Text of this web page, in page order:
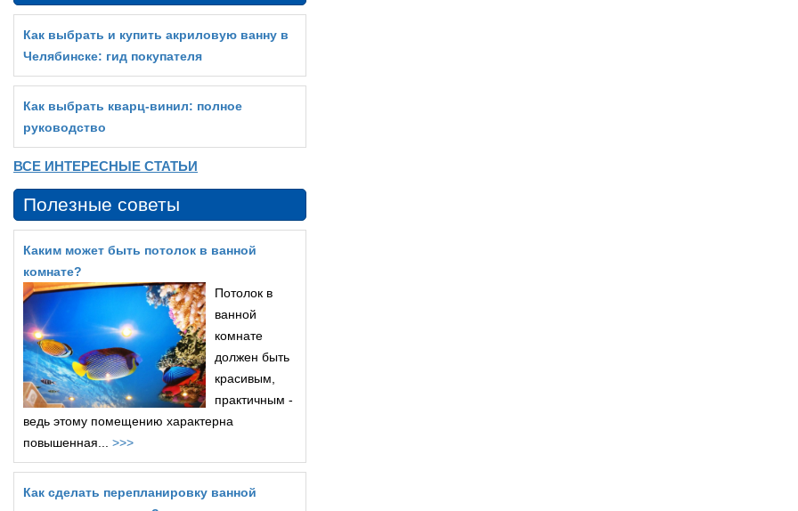
Как выбрать и купить акриловую ванну в
Челябинске: гид покупателя
Как выбрать кварц‑винил: полное
руководство
ВСЕ ИНТЕРЕСНЫЕ СТАТЬИ
Полезные советы
Каким может быть потолок в ванной
комнате?
Потолок в
ванной
комнате
должен быть
красивым,
практичным -
ведь этому помещению характерна
повышенная... >>>
Как сделать перепланировку ванной